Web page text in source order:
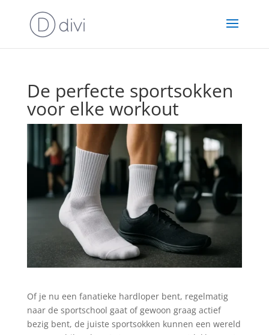
De perfecte sportsokken
voor elke workout
Of je nu een fanatieke hardloper bent, regelmatig
naar de sportschool gaat of gewoon graag actief
bezig bent, de juiste sportsokken kunnen een wereld